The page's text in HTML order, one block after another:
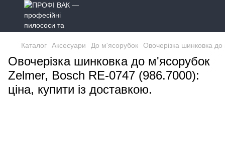
Каталог Аксесуари До м'ясорубок Овочерізка шинковка
Овочерізка шинковка до м'ясорубок
Zelmer, Bosch RE-0747 (986.7000):
ціна, купити із доставкою.